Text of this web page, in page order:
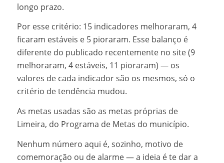
longo prazo.
Por esse critério: 15 indicadores melhoraram, 4
ficaram estáveis e 5 pioraram. Esse balanço é
diferente do publicado recentemente no site (9
melhoraram, 4 estáveis, 11 pioraram) — os
valores de cada indicador são os mesmos, só o
critério de tendência mudou.
As metas usadas são as metas próprias de
Limeira, do Programa de Metas do município.
Nenhum número aqui é, sozinho, motivo de
comemoração ou de alarme — a ideia é te dar a